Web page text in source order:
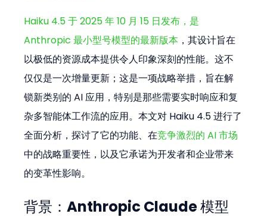
Haiku 4.5 于 2025 年 10 月 15 日发布，是
Anthropic 最小型号模型的最新版本 ，其设计旨在
以极低的资源成本提供令人印象深刻的性能。这不
仅仅是一次增量更新；这是一项战略举措，旨在解
锁新类别的 AI 应用，特别是那些需要实时响应和复
杂多智能体工作流的应用。本文对 Haiku 4.5 进行了
全面分析，探讨了它的功能、在竞争激烈的 AI 市场
中的战略重要性，以及它承诺为开发者和企业带来
的变革性影响。
背景：Anthropic Claude 模型